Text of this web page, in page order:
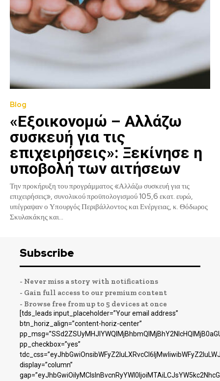
Blog
«Εξοικονομώ – Αλλάζω
συσκευή για τις
επιχειρήσεις»: Ξεκίνησε η
υποβολή των αιτήσεων
Την προκήρυξη του προγράμματος «Αλλάζω συσκευή για τις
επιχειρήσεις», συνολικού προϋπολογισμού 105,6 εκατ. ευρώ,
υπέγραψαν ο Υπουργός Περιβάλλοντος και Ενέργειας, κ. Θόδωρος
Σκυλακάκης και...
Subscribe
- Never miss a story with notifications
- Gain full access to our premium content
- Browse free from up to 5 devices at once
[tds_leads input_placeholder=”Your email address”
btn_horiz_align=”content-horiz-center”
pp_checkbox=”yes”
display=”column”